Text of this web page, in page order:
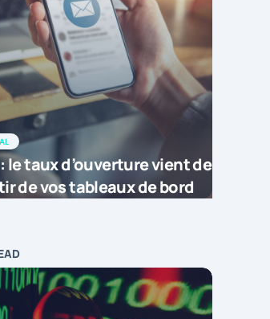
le taux d’ouverture vient de
de vos tableaux de bord